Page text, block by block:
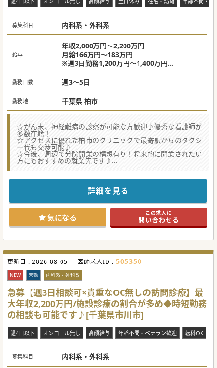
募集科目 内科系・外科系
給与
年収2,000万円～2,200万円
月給166万円～183万円
※週3日勤務1,200万円～1,400万円
※週4日勤務1,600万円～1,800万円
※スキル・ご経験により調整あり
勤務日数 週3～5日
勤務地 千葉県 柏市
☆がん末、神経難病の診察が可能な方歓迎♪優秀な看護師が
多数在籍！
☆アクセスに優れた柏市のクリニックで最寄駅からのタクシ
ー代も交渉可能♪
☆今後、周辺で分院開業の構想有り！将来的に開業されたい
方にもおすすめの就業先です♪
周辺医療機関との連携に優れた法人、勢いのある医療機関で
千葉県柏市という非常に優れた立地、訪問診療をお任せ致し
ます。
ご興味のある方はお気軽にご相談ください。
#春入職可 #年度内入職可 #秋入職可
詳細を見る
気になる この求人に
問い合わせる
更新日 : 2026-08-05 医師求人ID : 505350
NEW 常勤 内科系・外科系
急募【週3日相談可×貴重なOC無しの訪問診療】最
大年収2,200万円/施設診療の割合が多め◆時短勤務
の相談も可能です♪[千葉県市川市]
週4日以下 オンコール無し 高額給与 年齢不問・ベテラン歓迎 転科OK
募集科目 内科系・外科系